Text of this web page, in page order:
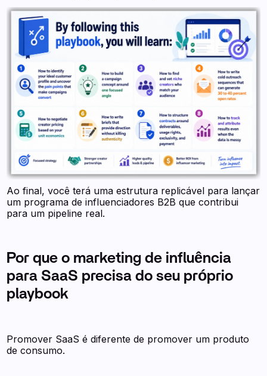
Ao final, você terá uma estrutura replicável para lançar
um programa de influenciadores B2B que contribui
para um pipeline real.
Por que o marketing de influência
para SaaS precisa do seu próprio
playbook
Promover SaaS é diferente de promover um produto
de consumo.